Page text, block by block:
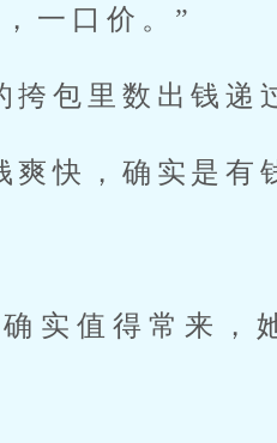
一口价。”
包里数出钱递
快，确实是有
实值得常来，